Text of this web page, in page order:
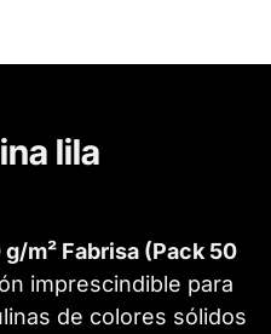
lila
m² Fabrisa (Pack 50
imprescindible para
de colores sólidos